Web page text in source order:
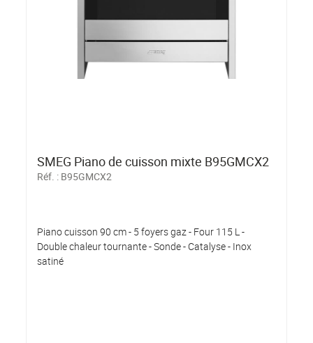
SMEG Piano de cuisson mixte B95GMCX2
Réf. : B95GMCX2
Piano cuisson 90 cm - 5 foyers gaz - Four 115 L -
Double chaleur tournante - Sonde - Catalyse - Inox
satiné